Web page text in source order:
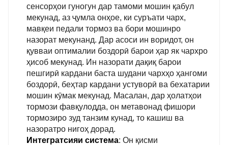
сенсорҳои гуногун дар тамоми мошин қабул
мекунад, аз ҷумла онҳое, ки суръати чарх,
мавқеи педали тормоз ва бори мошинро
назорат мекунанд. Дар асоси ин воридот, он
қувваи оптималии боздорӣ барои ҳар як чархро
ҳисоб мекунад. Ин назорати дақиқ барои
пешгирӣ кардани баста шудани чархҳо ҳангоми
боздорӣ, беҳтар кардани устуворӣ ва бехатарии
мошин кӯмак мекунад. Масалан, дар ҳолатҳои
тормози фавқулодда, он метавонад фишори
тормозиро зуд танзим кунад, то кашиш ва
назоратро нигоҳ дорад.
Интегратсияи система: Он қисми